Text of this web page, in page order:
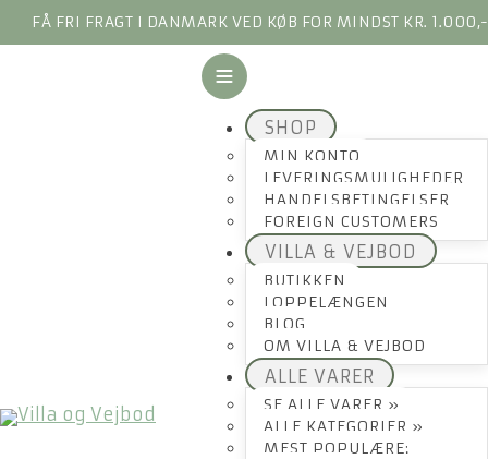
FÅ FRI FRAGT I DANMARK VED KØB FOR MINDST KR. 1.000,-
SHOP
MIN KONTO
LEVERINGSMULIGHEDER
HANDELSBETINGELSER
FOREIGN CUSTOMERS
VILLA & VEJBOD
BUTIKKEN
LOPPELÆNGEN
BLOG
OM VILLA & VEJBOD
ALLE VARER
SE ALLE VARER »
ALLE KATEGORIER »
MEST POPULÆRE: